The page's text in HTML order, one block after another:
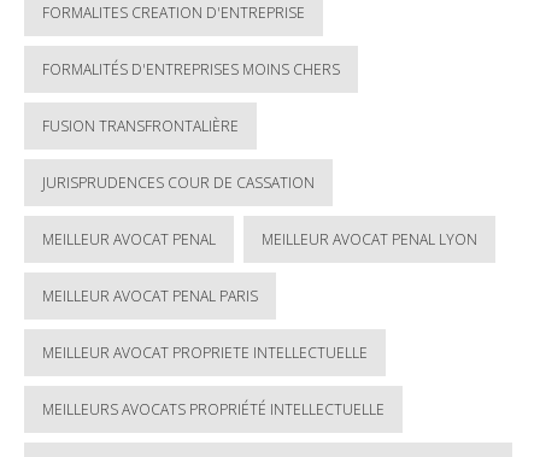
FORMALITES CREATION D'ENTREPRISE
FORMALITÉS D'ENTREPRISES MOINS CHERS
FUSION TRANSFRONTALIÈRE
JURISPRUDENCES COUR DE CASSATION
MEILLEUR AVOCAT PENAL MEILLEUR AVOCAT PENAL LYON
MEILLEUR AVOCAT PENAL PARIS
MEILLEUR AVOCAT PROPRIETE INTELLECTUELLE
MEILLEURS AVOCATS PROPRIÉTÉ INTELLECTUELLE